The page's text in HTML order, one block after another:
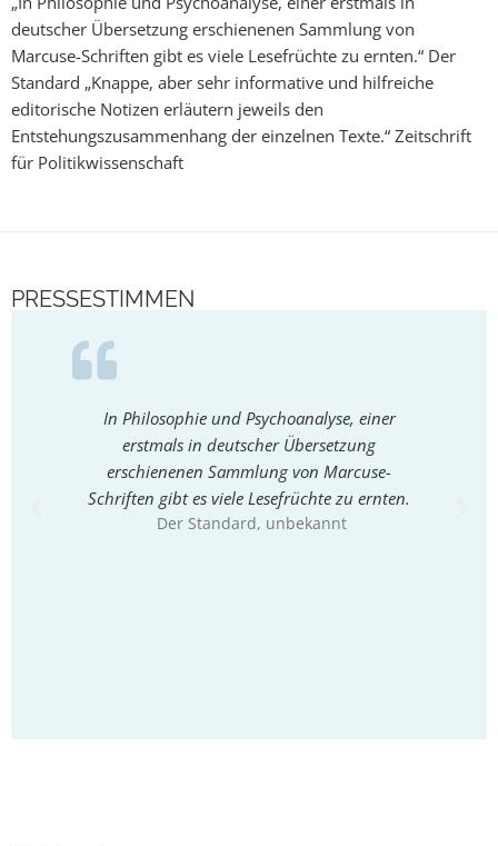
deutscher Übersetzung erschienenen Sammlung von
Marcuse-Schriften gibt es viele Lesefrüchte zu ernten.“ Der
Standard „Knappe, aber sehr informative und hilfreiche
editorische Notizen erläutern jeweils den
Entstehungszusammenhang der einzelnen Texte.“ Zeitschrift
für Politikwissenschaft
PRESSESTIMMEN
In Philosophie und Psychoanalyse, einer
erstmals in deutscher Übersetzung
erschienenen Sammlung von Marcuse-
Schriften gibt es viele Lesefrüchte zu ernten.
Der Standard, unbekannt